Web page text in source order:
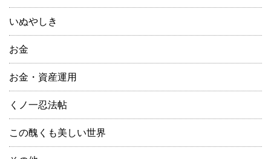
いぬやしき
お金
お金・資産運用
くノ一忍法帖
この醜くも美しい世界